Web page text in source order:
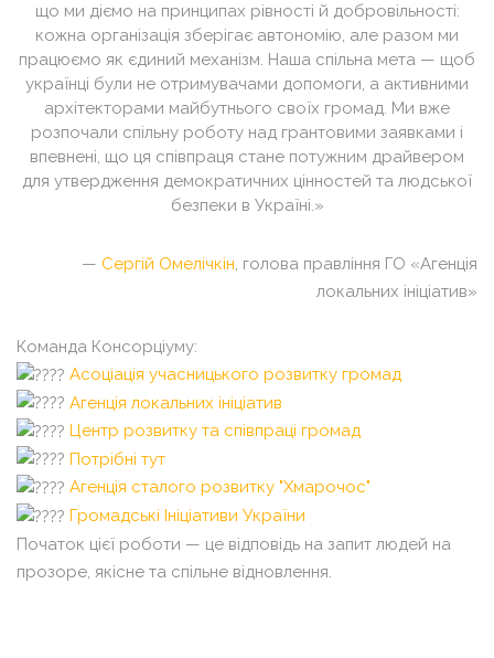
що ми діємо на принципах рівності й добровільності:
кожна організація зберігає автономію, але разом ми
працюємо як єдиний механізм. Наша спільна мета — щоб
українці були не отримувачами допомоги, а активними
архітекторами майбутнього своїх громад. Ми вже
розпочали спільну роботу над грантовими заявками і
впевнені, що ця співпраця стане потужним драйвером
для утвердження демократичних цінностей та людської
безпеки в Україні.»
— Сергій Омелічкін, голова правління ГО «Агенція
локальних ініціатив»
Команда Консорціуму:
Асоціація учасницького розвитку громад
Агенція локальних ініціатив
Центр розвитку та співпраці громад
Потрібні тут
Агенція сталого розвитку "Хмарочос"
Громадські Ініціативи України
Початок цієї роботи — це відповідь на запит людей на
прозоре, якісне та спільне відновлення.